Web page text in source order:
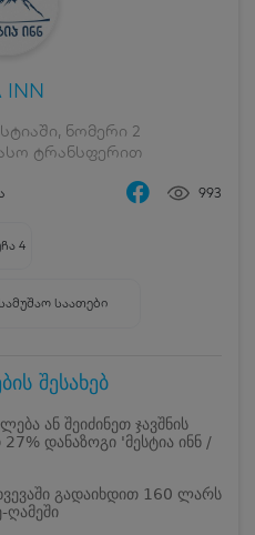
INN
ნომერი 2
ტრანსფერით
993
4
სამუშაო საათები
შესახებ
ან შეიძინეთ ჯავშნის
დანაზოგი 'მესტია ინნ /
გადაიხდით 160 ლარს